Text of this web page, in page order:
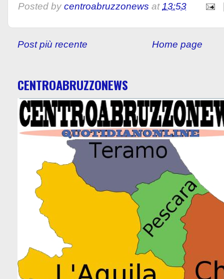
Posted by centroabruzzonews at13:53
Post più recente Home page
CENTROABRUZZONEWS